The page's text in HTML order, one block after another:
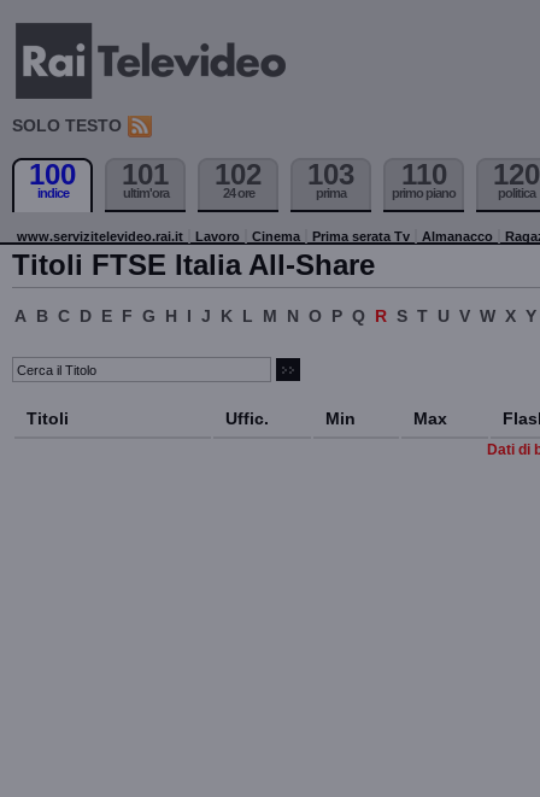
SOLO TESTO
100
indice
101
ultim'ora
102
24 ore
103
prima
110
primo piano
120
politica
www.servizitelevideo.rai.it Lavoro Cinema Prima serata Tv Almanacco
Titoli FTSE Italia All-Share
A B C D E F G H I J K L M N O P Q R S T U V W X Y
Titoli Uffic. Min Max
Dati di